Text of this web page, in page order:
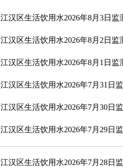
江汉区生活饮用水2026年8月3日监
江汉区生活饮用水2026年8月2日监
江汉区生活饮用水2026年8月1日监
江汉区生活饮用水2026年7月31日
江汉区生活饮用水2026年7月30日
江汉区生活饮用水2026年7月29日
江汉区生活饮用水2026年7月28日